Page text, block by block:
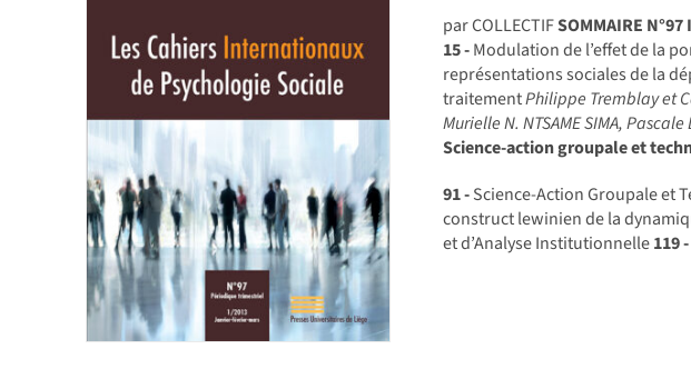
par COLLECTIFSOMMAIRE N°97
15 -Modulation de l’effet de la
représentations sociales de la
traitementPhilippe Tremblay et
Murielle N. NTSAME SIMA,
Science-action groupale et
91 -Science-Action Groupale et
construct lewinien de la
et d’Analyse Institutionnelle119 -